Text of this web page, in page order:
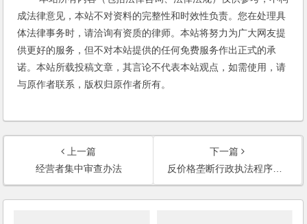
成法律意见，本站不对资料的完整性和时效性负责。您在处理具
体法律事务时，请洽询有资质的律师。本站将努力为广大网友提
供更好的服务，但不对本站提供的任何免费服务作出正式的承
诺。本站所载投稿文章，其言论不代表本站观点，如需使用，请
与原作者联系，版权归原作者所有。
上一篇
经营者集中审查办法
下一篇
反价格垄断行政执法程序规定